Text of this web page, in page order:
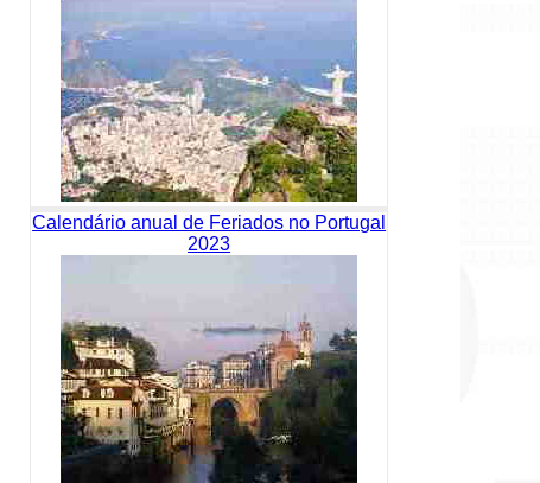
Calendário anual de Feriados no Portugal
2023